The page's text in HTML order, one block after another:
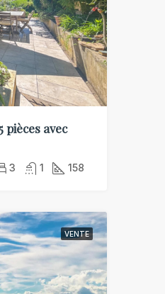
pièces avec
3 1 158
VENTE